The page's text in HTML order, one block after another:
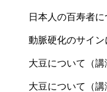
日本人の百寿者に
動脈硬化のサイン
大豆について（講
大豆について（講